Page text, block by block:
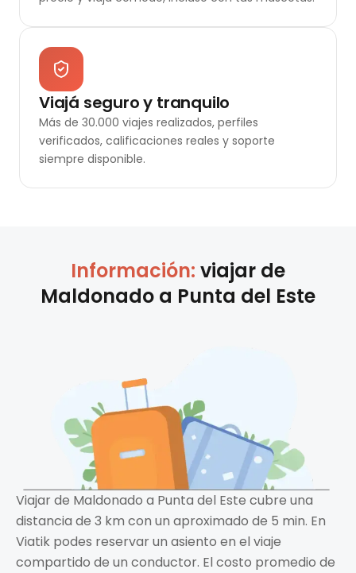
Viajá seguro y tranquilo
Más de 30.000 viajes realizados, perfiles
verificados, calificaciones reales y soporte
siempre disponible.
Información: viajar de
Maldonado a Punta del Este
Viajar de Maldonado a Punta del Este cubre una
distancia de 3 km con un aproximado de 5 min. En
Viatik podes reservar un asiento en el viaje
compartido de un conductor. El costo promedio de